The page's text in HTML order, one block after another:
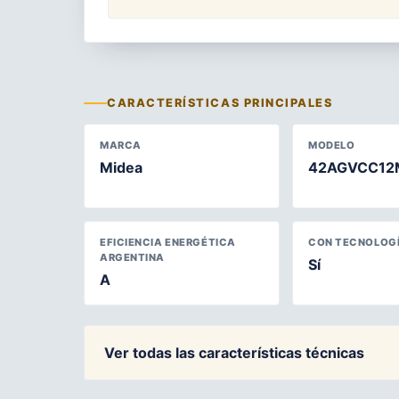
CARACTERÍSTICAS PRINCIPALES
MARCA
Midea
MODELO
EFICIENCIA ENERGÉTICA
ARGENTINA
A
CON
Sí
Ver todas las características técnicas